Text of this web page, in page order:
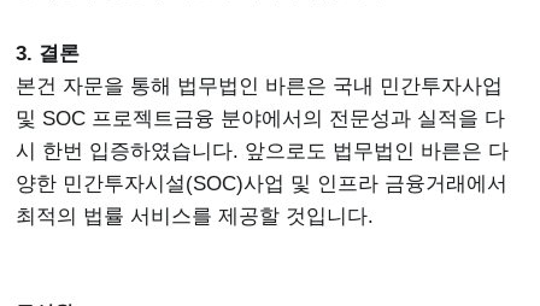
3. 결론
본건 자문을 통해 법무법인 바른은 국내 민간투자사업
및 SOC 프로젝트금융 분야에서의 전문성과 실적을 다
시 한번 입증하였습니다. 앞으로도 법무법인 바른은 다
양한 민간투자시설(SOC)사업 및 인프라 금융거래에서
최적의 법률 서비스를 제공할 것입니다.